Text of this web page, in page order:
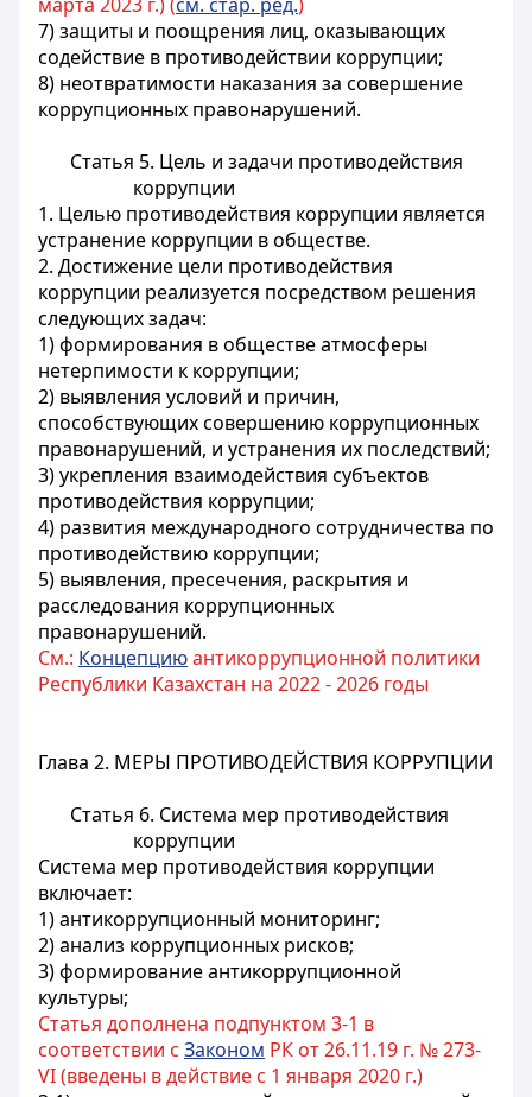
7) защиты и поощрения лиц, оказывающих
содействие в противодействии коррупции;
8) неотвратимости наказания за совершение
коррупционных правонарушений.
Статья 5. Цель и задачи противодействия
коррупции
1. Целью противодействия коррупции является
устранение коррупции в обществе.
2. Достижение цели противодействия
коррупции реализуется посредством решения
следующих задач:
1) формирования в обществе атмосферы
нетерпимости к коррупции;
2) выявления условий и причин,
способствующих совершению коррупционных
правонарушений, и устранения их последствий;
3) укрепления взаимодействия субъектов
противодействия коррупции;
4) развития международного сотрудничества по
противодействию коррупции;
5) выявления, пресечения, раскрытия и
расследования коррупционных
правонарушений.
См.: Концепциюантикоррупционной политики
Республики Казахстан на 2022 - 2026 годы
Глава 2. МЕРЫ ПРОТИВОДЕЙСТВИЯ КОРРУПЦИИ
Статья 6. Система мер противодействия
коррупции
Система мер противодействия коррупции
включает:
1) антикоррупционный мониторинг;
2) анализ коррупционных рисков;
3) формирование антикоррупционной
культуры;
Статья дополнена подпунктом 3-1 в
соответствии с Законом РК от 26.11.19 г. № 273-
VI (введены в действие с 1 января 2020 г.)